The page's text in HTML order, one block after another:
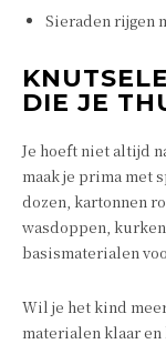
Sieraden rijgen
DIE JE
Je hoeft niet altijd
maak je prima met
dozen, kartonnen
wasdoppen,
basismaterialen
Wil je het kind
materialen klaar